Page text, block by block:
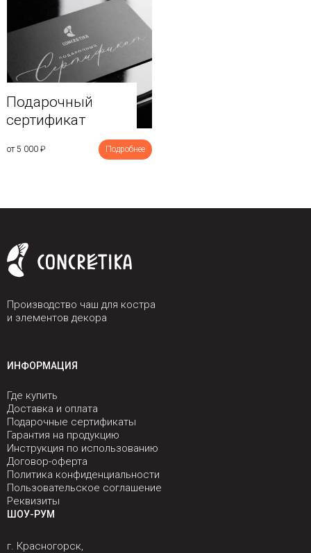
Подарочный
сертификат
от 5 000 ₽ Подробнее
Производство чаш для костра
и элементов декора
ИНФОРМАЦИЯ
Где купить
Доставка и оплата
Подарочные сертификаты
Гарантия на продукцию
Инструкция по использованию
Договор-оферта
Политика конфиденциальности
Пользовательское соглашение
Реквизиты
ШОУ-РУМ
г. Красногорск,